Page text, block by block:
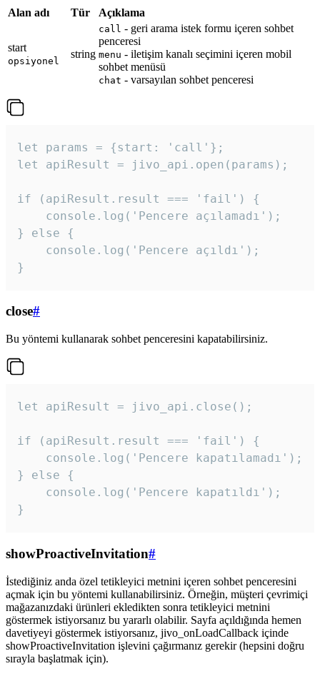
Alan adı Tür Açıklama
start
opsiyonel
string
call - geri arama istek formu içeren sohbet
penceresi
menu - iletişim kanalı seçimini içeren mobil
sohbet menüsü
chat - varsayılan sohbet penceresi
let params = {start: 'call'};
let apiResult = jivo_api.open(params);
if (apiResult.result === 'fail') {
    console.log('Pencere açılamadı');
} else {
    console.log('Pencere açıldı');
}
close#
Bu yöntemi kullanarak sohbet penceresini kapatabilirsiniz.
let apiResult = jivo_api.close();
if (apiResult.result === 'fail') {
    console.log('Pencere kapatılamadı');
} else {
    console.log('Pencere kapatıldı');
}
showProactiveInvitation#
İstediğiniz anda özel tetikleyici metnini içeren sohbet penceresini
açmak için bu yöntemi kullanabilirsiniz. Örneğin, müşteri çevrimiçi
mağazanızdaki ürünleri ekledikten sonra tetikleyici metnini
göstermek istiyorsanız bu yararlı olabilir. Sayfa açıldığında hemen
davetiyeyi göstermek istiyorsanız, jivo_onLoadCallback içinde
showProactiveInvitation işlevini çağırmanız gerekir (hepsini doğru
sırayla başlatmak için).